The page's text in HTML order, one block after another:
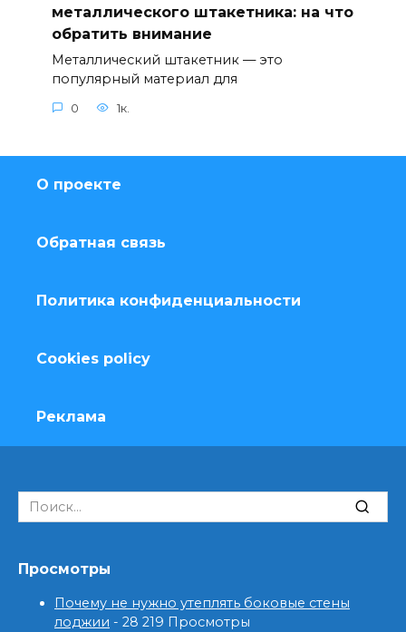
металлического штакетника: на что
обратить внимание
Металлический штакетник — это
популярный материал для
0 1к.
О проекте
Обратная связь
Политика конфиденциальности
Cookies policy
Реклама
Search
for:
Просмотры
Почему не нужно утеплять боковые стены
лоджии - 28 219 Просмотры